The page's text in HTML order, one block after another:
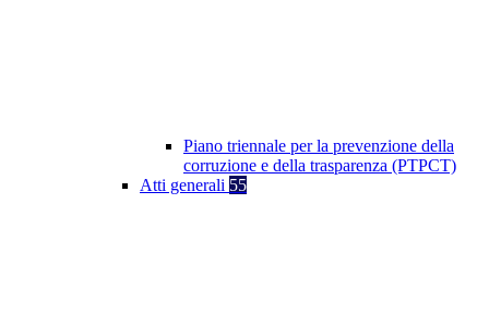
Piano triennale per la prevenzione della
corruzione e della trasparenza (PTPCT)
Atti generali 55